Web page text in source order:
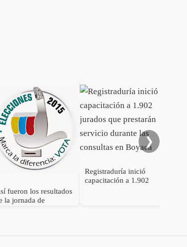
fueron los resultados
la jornada de
Registraduría inició
capacitación a 1.902
❯